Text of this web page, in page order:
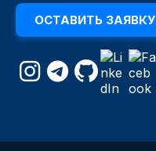
ОСТАВИТЬ ЗАЯВКУ